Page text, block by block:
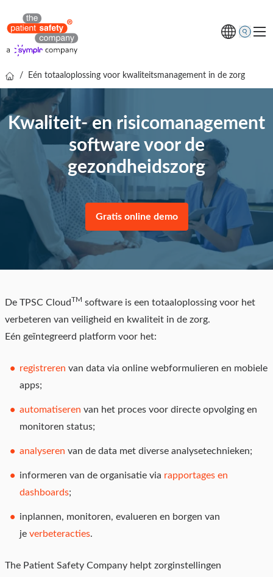
Oplossingen
Kenniscentrum
Gratis online demo
/ Eén totaaloplossing voor kwaliteitsmanagement in de zorg
Kwaliteit- en risicomanagement
software voor de
gezondheidszorg
Gratis online demo
De TPSC CloudTM software is een totaaloplossing voor het
verbeteren van veiligheid en kwaliteit in de zorg.
Eén geïntegreerd platform voor het:
registreren van data via online webformulieren en mobiele
apps;
automatiseren van het proces voor directe opvolging en
monitoren status;
analyseren van de data met diverse analysetechnieken;
informeren van de organisatie via rapportages en
dashboards;
inplannen, monitoren, evalueren en borgen van
je verbeteracties.
The Patient Safety Company helpt zorginstellingen